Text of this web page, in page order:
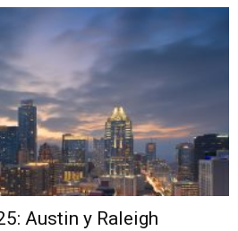
Austin y Raleigh